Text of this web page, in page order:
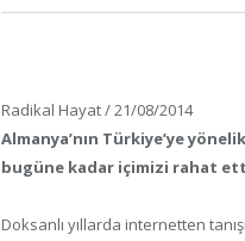
Radikal Hayat / 21/08/2014
Almanya’nın Türkiye’ye
bugüne kadar içimizi rahat
Doksanlı yıllarda internetten